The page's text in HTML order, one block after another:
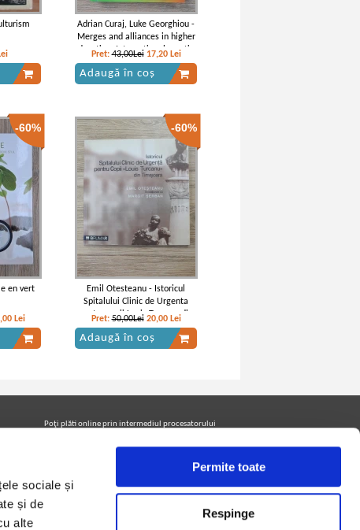
sociale și
și de
alte
Permite toate
Respinge
Adrian Curaj, Luke Georghiou -
Merges and alliances in higher
education. International practice
and emerging opportunities
Pret:43,00Lei 17,20 Lei
Adaugă în coș
-60%
en vert
Lei
-60%
Emil Otesteanu - Istoricul
Spitalului Clinic de Urgenta
pentru copii Louis Turcanu din
Timisoara
Pret:50,00Lei 20,00 Lei
Adaugă în coș
Poţi plăti online prin intermediul procesatorului
Urmăreşte-ne pe facebook pentru a fi la curent cu